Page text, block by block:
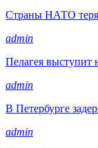
Страны НАТО
admin
Пелагея
admin
В Петербурге
admin